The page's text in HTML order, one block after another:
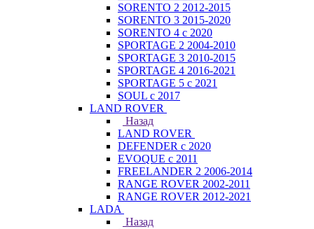
SORENTO 2 2012-2015
SORENTO 3 2015-2020
SORENTO 4 с 2020
SPORTAGE 2 2004-2010
SPORTAGE 3 2010-2015
SPORTAGE 4 2016-2021
SPORTAGE 5 с 2021
SOUL с 2017
LAND ROVER
Назад
LAND ROVER
DEFENDER с 2020
EVOQUE с 2011
FREELANDER 2 2006-2014
RANGE ROVER 2002-2011
RANGE ROVER 2012-2021
LADA
Назад